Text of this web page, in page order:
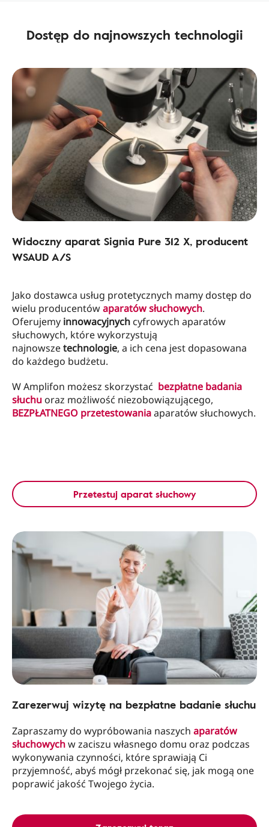
Dostęp do najnowszych technologii
Widoczny aparat Signia Pure 312 X, producent
WSAUD A/S
Jako dostawca usług protetycznych mamy dostęp do
wielu producentówaparatów słuchowych.
Oferujemy innowacyjnych cyfrowych aparatów
słuchowych, które wykorzystują
najnowszetechnologie, a ich cena jest dopasowana
do każdego budżetu.
W Amplifon możesz skorzystać bezpłatne badania
słuchuoraz możliwość niezobowiązującego,
BEZPŁATNEGO przetestowaniaaparatów słuchowych.
Przetestuj aparat słuchowy
Zarezerwuj wizytę na bezpłatne badanie słuchu
Zapraszamy do wypróbowania naszych aparatów
słuchowychw zaciszu własnego domu oraz podczas
wykonywania czynności, które sprawiają Ci
przyjemność, abyś mógł przekonać się, jak mogą one
poprawić jakość Twojego życia.